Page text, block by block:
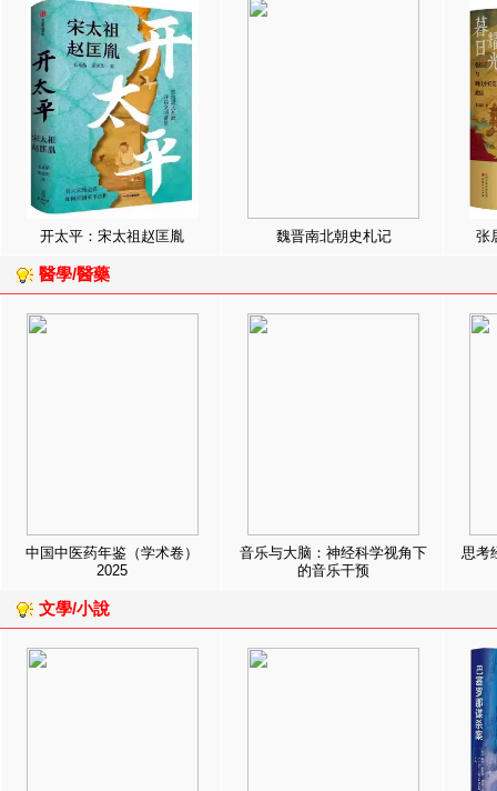
开太平：宋太祖赵匡胤 魏晋南北朝史札记 张
醫學/醫藥
中国中医药年鉴（学术卷）
2025
音乐与大脑：神经科学视角下
的音乐干预
思考
文學/小說